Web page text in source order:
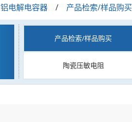
铝电解电容器 产品检索/样品购买
产品检索/样品购买
陶瓷压敏电阻